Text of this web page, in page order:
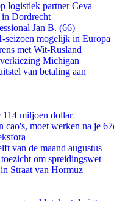
logistiek partner Ceva
Dordrecht
Jan B. (66)
seizoen mogelijk in Europa
met Wit-Rusland
Michigan
van betaling aan
114 miljoen dollar
moet werken na je
van de maand augustus
om spreidingswet
Straat van Hormuz